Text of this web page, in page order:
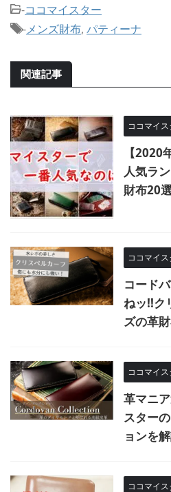
-ココマイスター
-メンズ財布, パティーナ
関連記事
ココマイス
【2020
人気ラ
財布20
ココマイス
コード
ねッ!!ク
ズの革
ココマイス
革マニ
スター
ョンを
ココマイス